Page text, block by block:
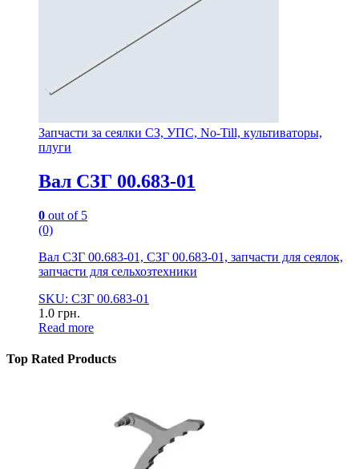
Запчасти за сеялки СЗ, УПС, No-Till, культиваторы,
плуги
Вал СЗГ 00.683-01
0 out of 5
(0)
Вал СЗГ 00.683-01, СЗГ 00.683-01, запчасти для сеялок,
запчасти для сельхозтехники
SKU: СЗГ 00.683-01
1.0 грн.
Read more
Top Rated Products